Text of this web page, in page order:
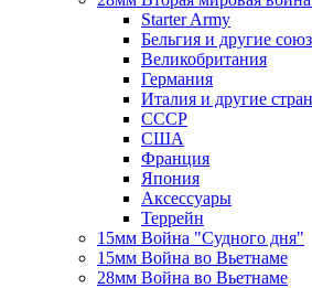
Starter Army
Бельгия и другие
Великобритания
Германия
Италия и другие
СССР
США
Франция
Япония
Аксессуары
Террейн
15мм Война "Судного дня"
15мм Война во Вьетнаме
28мм Война во Вьетнаме